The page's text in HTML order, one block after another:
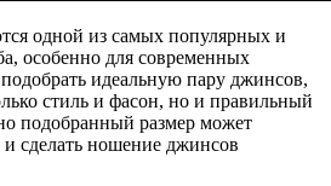
одной из самых популярных и
особенно для современных
идеальную пару джинсов,
стиль и фасон, но и правильный
подобранный размер может
сделать ношение джинсов